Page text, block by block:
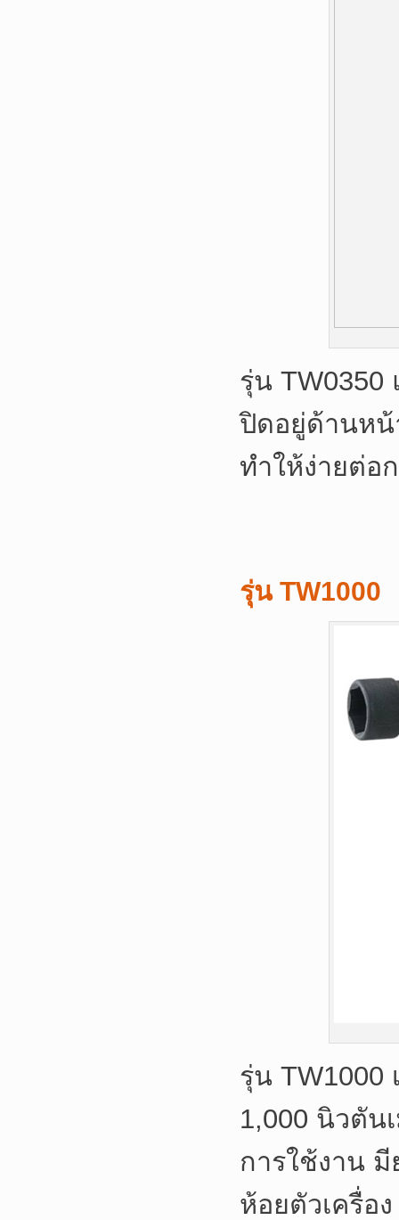
รุ่น TW0350
ปิดอยู่ด้านหน้
ทำให้ง่ายต่อ
รุ่น TW1000
รุ่น TW1000
1,000 นิวตัน
การใช้งาน
ห้อยตัวเครื่อ